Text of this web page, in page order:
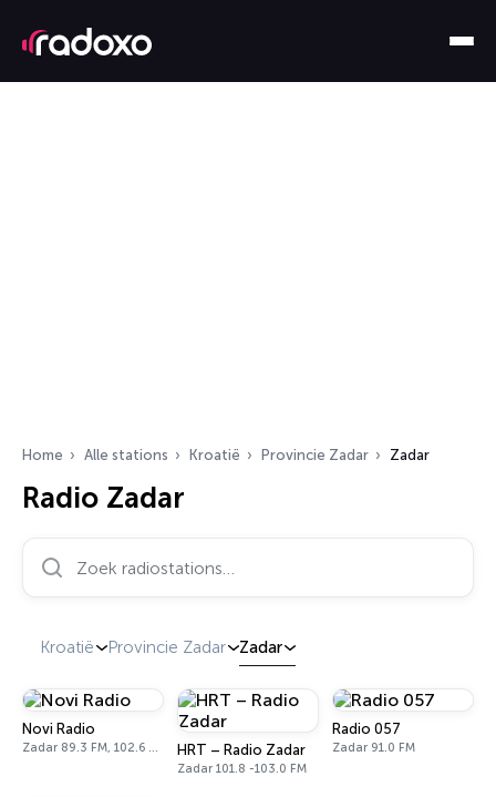
Home Alle stations Kroatië Provincie Zadar Zadar
Radio Zadar
Zoek radiostations…
Kroatië Provincie Zadar Zadar
Novi Radio
Zadar 89.3 FM, 102.6 FM, 103.8 FM HRT – Radio Zadar
Zadar 101.8 -103.0 FM
Radio 057
Zadar 91.0 FM